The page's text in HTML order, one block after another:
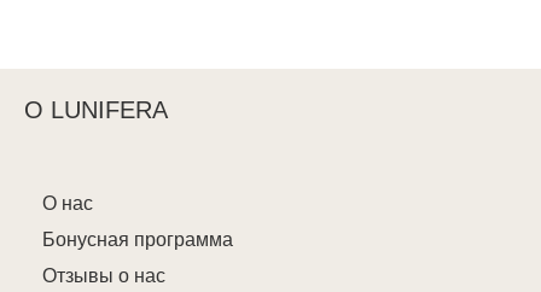
О LUNIFERA
О нас
Бонусная программа
Отзывы о нас